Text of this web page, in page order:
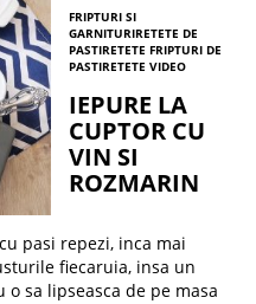
FRIPTURI SI
GARNITURIRETETE DE
PASTIRETETE FRIPTURI DE
PASTIRETETE VIDEO
IEPURE LA
CUPTOR CU
VIN SI
ROZMARIN
pasi repezi, inca mai
fiecaruia, insa un
sa lipseasca de pe masa